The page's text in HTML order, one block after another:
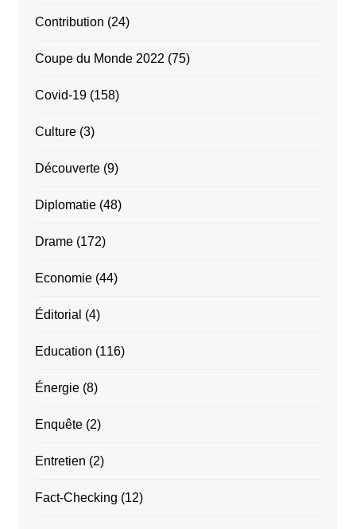
Contribution (24)
Coupe du Monde 2022 (75)
Covid-19(158)
Culture(3)
Découverte(9)
Diplomatie(48)
Drame(172)
Economie(44)
Éditorial (4)
Education (116)
Énergie(8)
Enquête(2)
Entretien (2)
Fact-Checking (12)